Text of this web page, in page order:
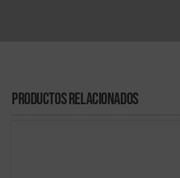
Productos Relacionados